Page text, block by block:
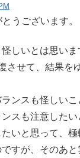
うございます。
しいとは思い
させて、結果を
ンスも怪しい
スも注意したい
いと思って、極
すが、そのあと